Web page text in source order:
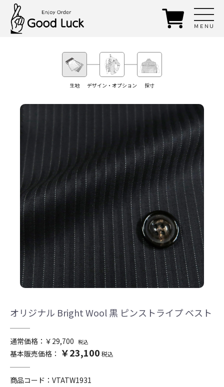
ＭＥＮＵ
生地 デザイン・オプション 採寸
オリジナル Bright Wool 黒 ピンストライプ ベスト
通常価格：￥29,700 税込
基本販売価格： ￥23,100 税込
商品コード： VTATW1931